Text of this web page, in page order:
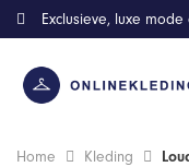
Exclusieve, luxe
Home Kleding